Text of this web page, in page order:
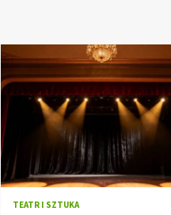
TEATR I SZTUKA